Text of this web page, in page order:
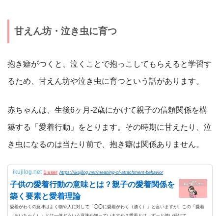
甘えん坊・泣き虫に育つ
抱き癖がつくと、泣くことで抱っこしてもらえると学習す
るため、甘えん坊や泣き虫に育つという話があります。
赤ちゃんは、生後6ヶ月-2歳にかけて親子の信頼関係を構
築する「愛着行動」をとります。その時期に甘えたり、泣
き虫になるのは当たり前で、抱き癖は関係ありません。
ikujilog.net 1 user https://ikujilog.net/meaning-of-attachment-behavior
子供の愛着行動の意味とは？親子の愛着関係を
築く要素と愛着理論
愛着がわくの意味はよく物や人に対して「◯◯に愛着がわく（湧く）」と言いますが、この「愛着